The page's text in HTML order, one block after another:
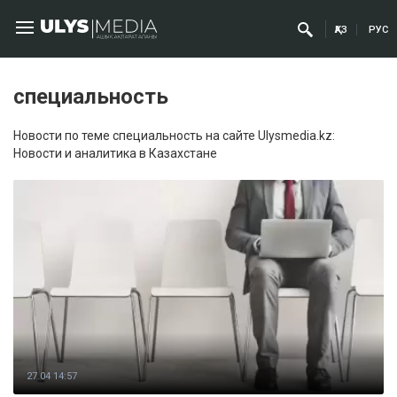
ҚАЗ РУС
специальность
Новости по теме специальность на сайте Ulysmedia.kz:
Новости и аналитика в Казахстане
27.04 14:57